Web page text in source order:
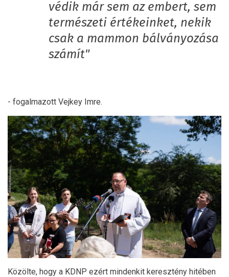
védik már sem az embert, sem
természeti értékeinket, nekik
csak a mammon bálványozása
számít"
- fogalmazott Vejkey Imre.
Közölte, hogy a KDNP ezért mindenkit keresztény hitében